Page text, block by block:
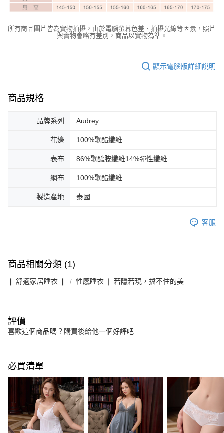
所有商品圖片皆為實物拍攝，由於電腦螢幕色差、拍攝光線等因素，照片
與實物會略有差別，商品以實物為準。
顯示電腦版詳細說明
商品規格
品牌系列 Audrey
花邊 100%聚酯纖維
表布 86%聚醯胺纖維14%彈性纖維
網布 100%聚酯纖維
製造產地 泰國
客服
商品相關分類 (1)
❙ 舒適家居睡衣 ❙ 性感睡衣 ❘ 若隱若現，擋不住的美
評價
喜歡這個商品嗎？購買後給他一個好評吧
必買清單